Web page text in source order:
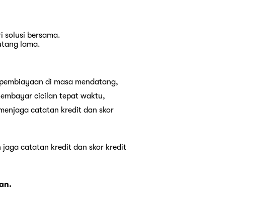
solusi bersama.
lama.
di masa mendatang,
cicilan tepat waktu,
catatan kredit dan skor
jaga catatan kredit dan skor kredit